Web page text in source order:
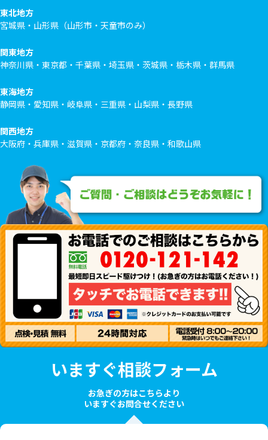
東北地方
宮城県・山形県（山形市・天童市のみ）
関東地方
神奈川県・東京都・千葉県・埼玉県・茨城県・栃木県・群馬県
東海地方
静岡県・愛知県・岐阜県・三重県・山梨県・長野県
関西地方
大阪府・兵庫県・滋賀県・京都府・奈良県・和歌山県
いますぐ相談フォーム
お急ぎの方はこちらより
いますぐお問合せください